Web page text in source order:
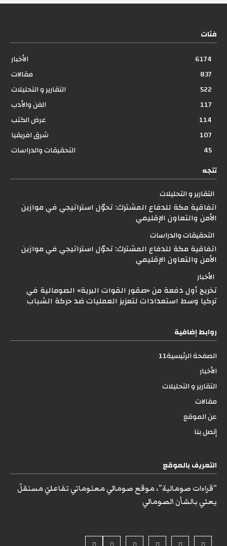
فئات
الأخبار
6174
مقالات
837
التقارير و التحليلات
522
الفن والأدب
117
عرض الكتب
114
شرق افريقيا
107
التحقيقات والدراسات
45
تتجه
التقارير و التحليلات
اتفاقية مكة للدفاع المشترك: تحوّل استراتيجي في موازين
الأمن والتعاون الإقليمي
التحقيقات والدراسات
اتفاقية مكة للدفاع المشترك: تحوّل استراتيجي في موازين
الأمن والتعاون الإقليمي
الأخبار
تخريج أول دفعة من «صقور القوات البرية» الصومالية في
تركيا وسط استعدادات لتعزيز العمليات ضد حركة الشباب
روابط إضافية
الصفحة الرئيسية11
الأخبار
التقارير و التحليلات
مقالات
عن الموقع
إتصل بنا
التعريف بالموقع
“قراءات صومالية”، موقع صومالي معلوماتي تفاعليّ مستقلّ
يعني بالشأن الصومالي